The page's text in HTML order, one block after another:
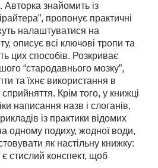
Авторка знайомить із
пропонує практичні
налаштуватися на
описує всі ключові тропи та
цих способів. Розкриває
“стародавнього мозку”,
та їхнє використання в
Крім того, у книжці
написання назв і слоганів,
із практики відомих
одному подиху, жодної води,
як настільну книжку:
є стислий конспект, щоб